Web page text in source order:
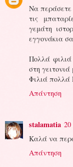
Να περάσετε
τις
γεμάτη
εγγονάκια
Πολλά φιλιά
στη γειτονιά
Φιλιά πολλά
Απάντηση
stalamatia 20
Καλά να
Απάντηση